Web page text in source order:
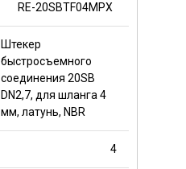
RE-20SBTF04MPX
Штекер
быстросъемного
соединения 20SB
DN2,7, для шланга 4
мм, латунь, NBR
4